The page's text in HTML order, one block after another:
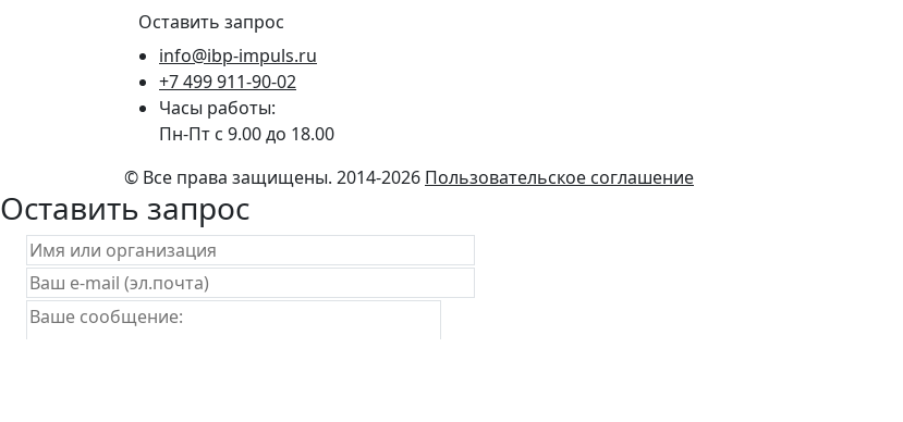
Оставить запрос
info@ibp-impuls.ru
+7 499 911-90-02
Часы работы:
Пн-Пт с 9.00 до 18.00
© Все права защищены. 2014-2026 Пользовательское соглашение
Оставить запрос